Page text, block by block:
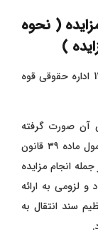
( نحوه
)
به دلالت نظریه شماره ۷/۹۲/۲۵۰۲ – 1392/12/27 اداره حقوقی قوه
آن صورت گرفته
است توسط مراجع قضائی مربوطه، موضوع مشمول ماده ۳۹ قانون
انجام مزایده
لزومی به ارائه
سند انتقال به